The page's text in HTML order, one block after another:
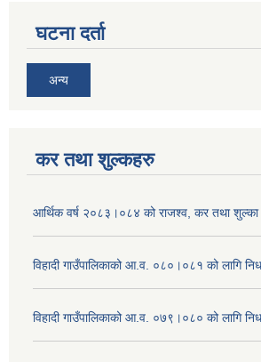
घटना दर्ता
अन्य
कर तथा शुल्कहरु
आर्थिक वर्ष २०८३।०८४ को राजश्व, कर तथा
विहादी गाउँपालिकाको आ.व. ०८०।०८१ को लागि
विहादी गाउँपालिकाको आ.व. ०७९।०८० को लागि